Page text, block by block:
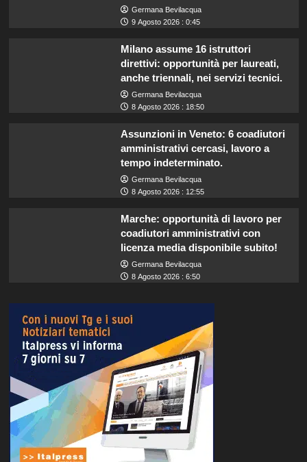
Germana Bevilacqua
9 Agosto 2026 : 0:45
Milano assume 16 istruttori
direttivi: opportunità per laureati,
anche triennali, nei servizi tecnici.
Germana Bevilacqua
8 Agosto 2026 : 18:50
Assunzioni in Veneto: 6 coadiutori
amministrativi cercasi, lavoro a
tempo indeterminato.
Germana Bevilacqua
8 Agosto 2026 : 12:55
Marche: opportunità di lavoro per
coadiutori amministrativi con
licenza media disponibile subito!
Germana Bevilacqua
8 Agosto 2026 : 6:50